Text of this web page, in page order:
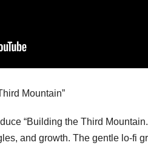
Mountain”
“Building the Third
and growth. The gentle lo-fi